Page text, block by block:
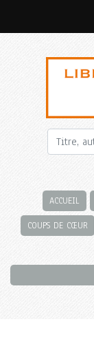
ACCUEIL
COUPS DE CŒUR